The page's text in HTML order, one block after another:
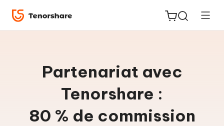
for iOS
Partenariat avec
Tenorshare :
80 % de commission